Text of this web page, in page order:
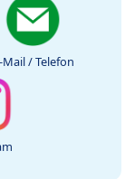
Mail / Telefon